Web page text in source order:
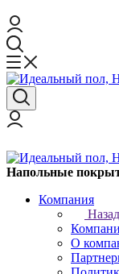
Напольные
Компания
Назад
О